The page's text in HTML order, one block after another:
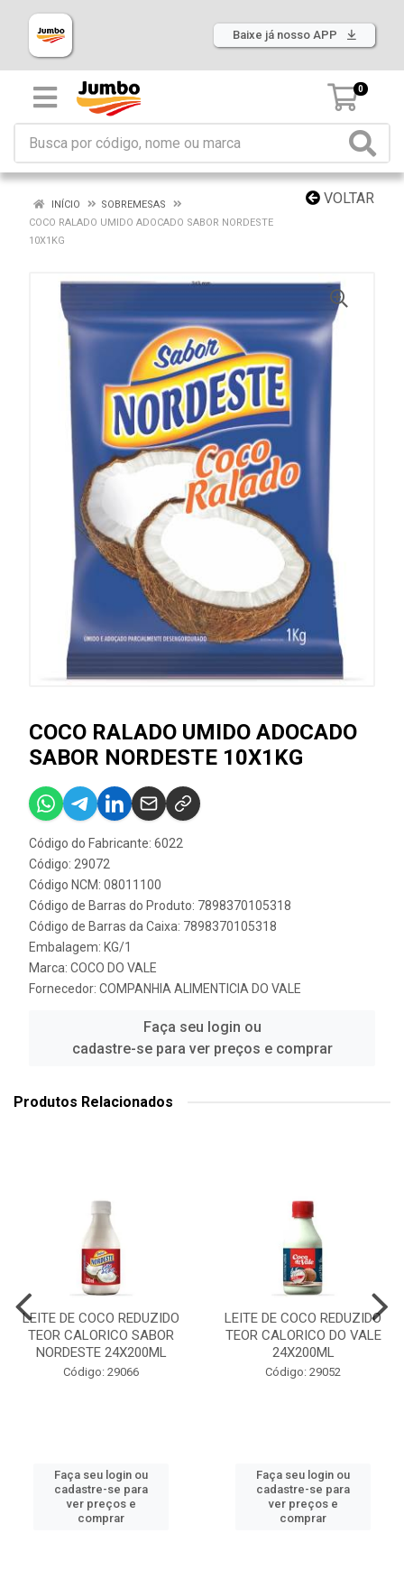
Baixe já nosso APP
0
VOLTAR
INÍCIO
SOBREMESAS
COCO RALADO UMIDO ADOCADO SABOR NORDESTE
10X1KG
COCO RALADO UMIDO ADOCADO
SABOR NORDESTE 10X1KG
Código do Fabricante: 6022
Código: 29072
Código NCM: 08011100
Código de Barras do Produto: 7898370105318
Código de Barras da Caixa: 7898370105318
Embalagem: KG/1
Marca: COCO DO VALE
Fornecedor: COMPANHIA ALIMENTICIA DO VALE
Faça seu login ou
cadastre-se para ver preços e comprar
Produtos Relacionados
LEITE DE COCO REDUZIDO
TEOR CALORICO SABOR
NORDESTE 24X200ML
Código: 29066
Faça seu login ou
cadastre-se para
ver preços e
comprar
LEITE DE COCO REDUZIDO
TEOR CALORICO DO VALE
24X200ML
Código: 29052
Faça seu login ou
cadastre-se para
ver preços e
comprar